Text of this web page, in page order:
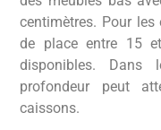
centimètres. Pour les
de place entre 15
disponibles.
profondeur peut
caissons.